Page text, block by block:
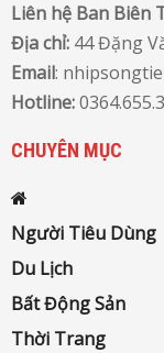
Liên hệ Ban Biên
Địa chỉ: 44 Đặng
Email:
Hotline:
CHUYÊN MỤC
Người Tiêu Dùng
Du Lịch
Bất Động Sản
Thời Trang